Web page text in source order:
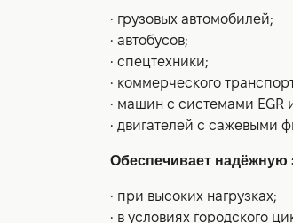
• грузовых автомобилей;
• автобусов;
• спецтехники;
• коммерческого
• машин с системами EGR
• двигателей с сажевыми
Обеспечивает
• при высоких нагрузках;
• в условиях городского